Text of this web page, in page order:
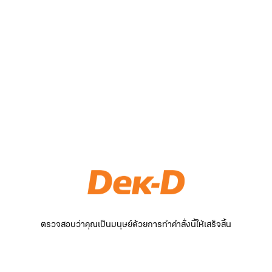
ตรวจสอบว่าคุณเป็นมนุษย์ด้วยการทำคำสั่งนี้ให้เสร็จสิ้น